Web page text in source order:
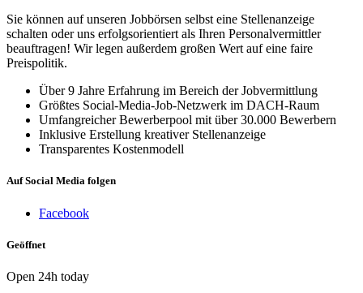
Sie können auf unseren Jobbörsen selbst eine Stellenanzeige
schalten oder uns erfolgsorientiert als Ihren Personalvermittler
beauftragen! Wir legen außerdem großen Wert auf eine faire
Preispolitik.
Über 9 Jahre Erfahrung im Bereich der Jobvermittlung
Größtes Social-Media-Job-Netzwerk im DACH-Raum
Umfangreicher Bewerberpool mit über 30.000 Bewerbern
Inklusive Erstellung kreativer Stellenanzeige
Transparentes Kostenmodell
Auf Social Media folgen
Facebook
Geöffnet
Open 24h today